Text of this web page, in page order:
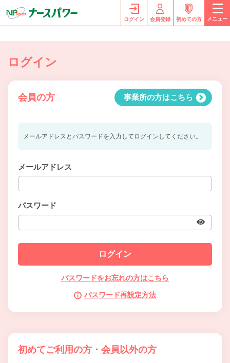
ログイン 会員登録 初めての方 メニュー
ログイン
会員の方 事業所の方はこちら
メールアドレスとパスワードを入力してログインしてください。
メールアドレス
パスワード
パスワードをお忘れの方はこちら
パスワード再設定方法
初めてご利用の方・会員以外の方